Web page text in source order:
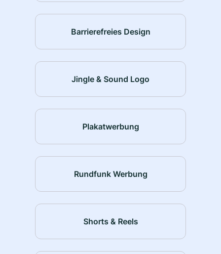
Barrierefreies Design
Jingle & Sound Logo
Plakatwerbung
Rundfunk Werbung
Shorts & Reels